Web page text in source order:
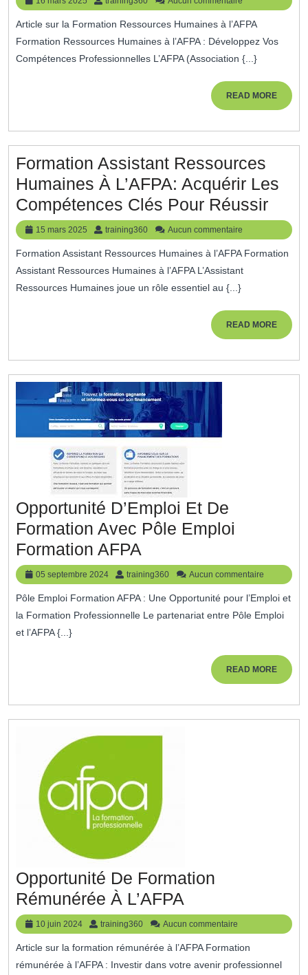
Compétences
En
Ressources
Humaines
AFPA
mars
2025
Article sur la Formation Ressources Humaines à l’AFPA
Formation Ressources Humaines à l’AFPA : Développez Vos
Compétences Professionnelles L’AFPA (Association {...}
READ MOREREAD
MORE
Formation Assistant Ressources
Humaines À L’AFPA: Acquérir Les
Compétences Clés Pour Réussir
15 mars 2025
15
mars
2025
training360 training360
Aucun commentaire
Formation Assistant Ressources Humaines à l’AFPA Formation
Assistant Ressources Humaines à l’AFPA L’Assistant
Ressources Humaines joue un rôle essentiel au {...}
READ MOREREAD
MORE
Opportunité D’Emploi Et De
Formation Avec Pôle Emploi
Formation AFPA
D’Emploi
Et
De
AFPA
05 septembre 2024
05
septembre
2024
training360 training360
Aucun commentaire
Pôle Emploi Formation AFPA : Une Opportunité pour l’Emploi et
la Formation Professionnelle Le partenariat entre Pôle Emploi
et l’AFPA {...}
READ MOREREAD
MORE
Opportunité De Formation
Rémunérée À L’AFPA
De
Formation
Rémunérée
10 juin 2024
10
juin
2024
training360 training360
Aucun commentaire
Article sur la formation rémunérée à l’AFPA Formation
rémunérée à l’AFPA : Investir dans votre avenir professionnel